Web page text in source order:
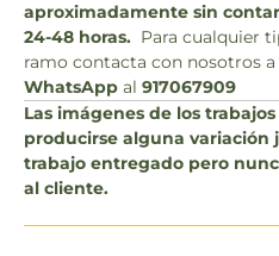
aproximadamente sin
24-48 horas. Para cualquier
ramo contacta con nosotros
WhatsApp al 917067909
Las imágenes de los
producirse alguna variación
trabajo entregado pero
al cliente.